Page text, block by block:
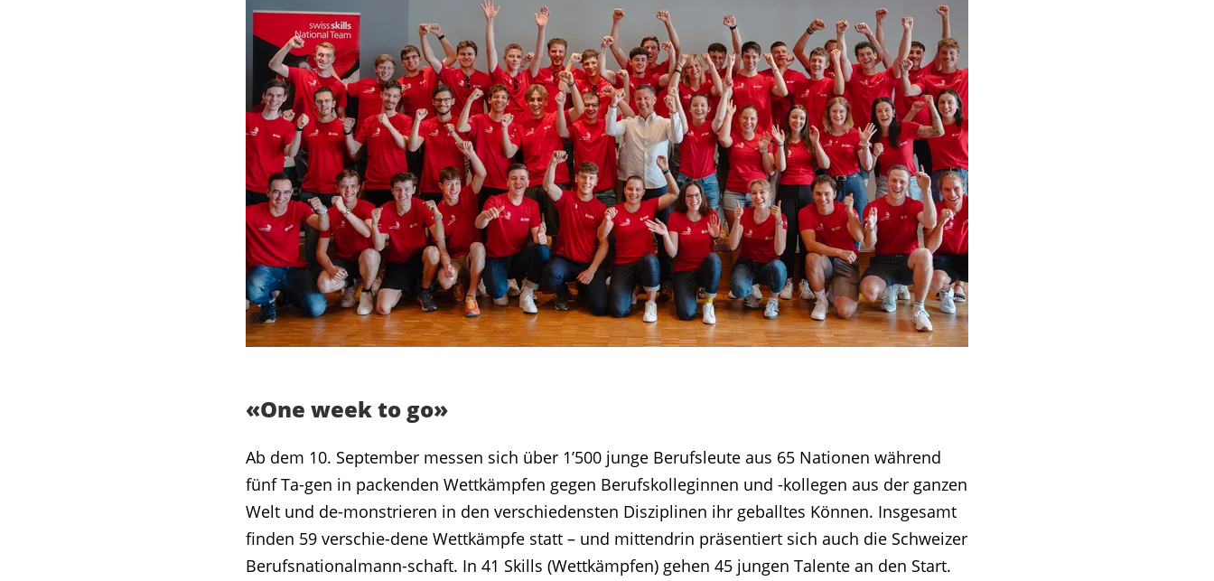
«One week to go»
Ab dem 10. September messen sich über 1’500 junge Berufsleute aus 65 Nationen während
fünf Ta-gen in packenden Wettkämpfen gegen Berufskolleginnen und -kollegen aus der ganzen
Welt und de-monstrieren in den verschiedensten Disziplinen ihr geballtes Können. Insgesamt
finden 59 verschie-dene Wettkämpfe statt – und mittendrin präsentiert sich auch die Schweizer
Berufsnationalmann-schaft. In 41 Skills (Wettkämpfen) gehen 45 jungen Talente an den Start.